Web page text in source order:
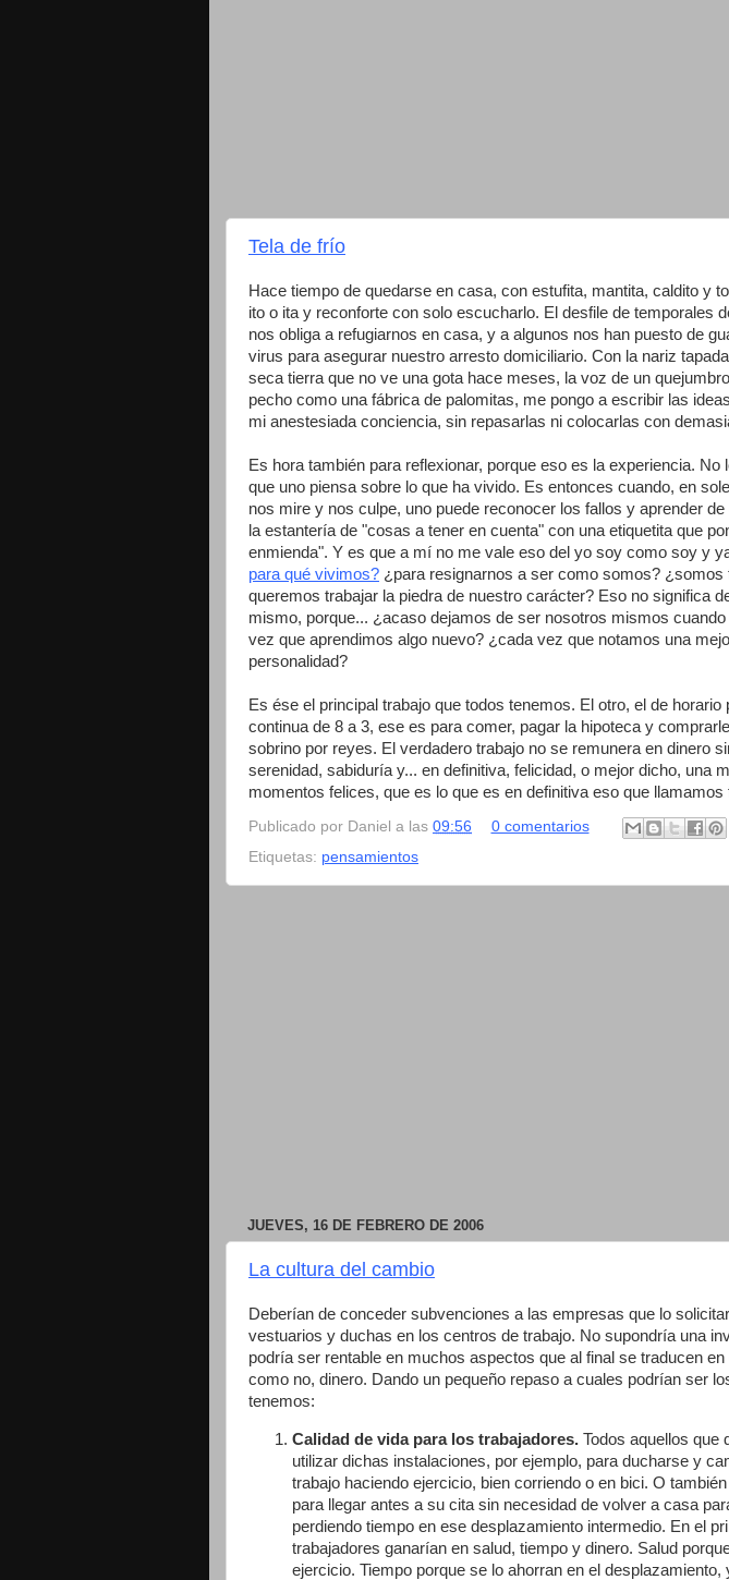
Tela de frío
Hace tiempo de quedarse en casa, con estufita, mantita, caldito y
ito o ita y reconforte con solo escucharlo. El desfile de temporales
nos obliga a refugiarnos en casa, y a algunos nos han puesto de
virus para asegurar nuestro arresto domiciliario. Con la nariz
seca tierra que no ve una gota hace meses, la voz de un
pecho como una fábrica de palomitas, me pongo a escribir las
mi anestesiada conciencia, sin repasarlas ni colocarlas con
Es hora también para reflexionar, porque eso es la experiencia. No
que uno piensa sobre lo que ha vivido. Es entonces cuando, en
nos mire y nos culpe, uno puede reconocer los fallos y aprender
la estantería de "cosas a tener en cuenta" con una etiquetita que
enmienda". Y es que a mí no me vale eso del yo soy como soy y
para qué vivimos? ¿para resignarnos a ser como somos? ¿somos
queremos trabajar la piedra de nuestro carácter? Eso no significa
mismo, porque... ¿acaso dejamos de ser nosotros mismos
vez que aprendimos algo nuevo? ¿cada vez que notamos una
personalidad?
Es ése el principal trabajo que todos tenemos. El otro, el de horario
continua de 8 a 3, ese es para comer, pagar la hipoteca y
sobrino por reyes. El verdadero trabajo no se remunera en dinero
serenidad, sabiduría y... en definitiva, felicidad, o mejor dicho, una
momentos felices, que es lo que es en definitiva eso que llamamos
Publicado por Daniel a las 09:56
0 comentarios
Etiquetas: pensamientos
JUEVES, 16 DE FEBRERO DE 2006
La cultura del cambio
Deberían de conceder subvenciones a las empresas que lo
vestuarios y duchas en los centros de trabajo. No supondría una
podría ser rentable en muchos aspectos que al final se traducen en
como no, dinero. Dando un pequeño repaso a cuales podrían ser
tenemos:
Calidad de vida para los trabajadores. Todos aquellos que
utilizar dichas instalaciones, por ejemplo, para ducharse y
trabajo haciendo ejercicio, bien corriendo o en bici. O
para llegar antes a su cita sin necesidad de volver a casa
perdiendo tiempo en ese desplazamiento intermedio. En el
trabajadores ganarían en salud, tiempo y dinero. Salud
ejercicio. Tiempo porque se lo ahorran en el desplazamiento,